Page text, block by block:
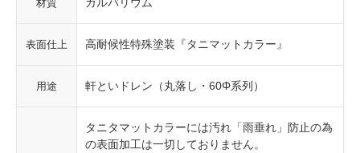
材質
表面仕上 高耐候性特殊塗装『タニマットカラー』
用途 軒といドレン（丸落し・60Φ系列）
タニタマットカラーには汚れ「雨垂れ」防止の為
の表面加工は一切しておりません。